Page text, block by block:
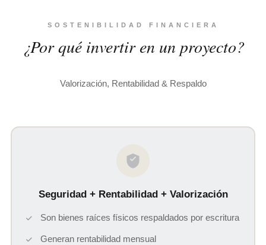
SOSTENIBILIDAD FINANCIERA
¿Por qué invertir en un proyecto?
Valorización, Rentabilidad & Respaldo
Seguridad + Rentabilidad + Valorización
Son bienes raíces físicos respaldados por escritura
Generan rentabilidad mensual